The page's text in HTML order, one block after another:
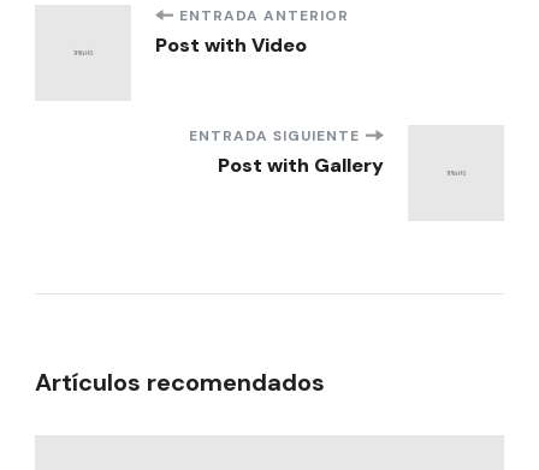
Navegación
de
entradas
ENTRADA ANTERIOR
Post with Video
ENTRADA SIGUIENTE
Post with Gallery
Artículos recomendados